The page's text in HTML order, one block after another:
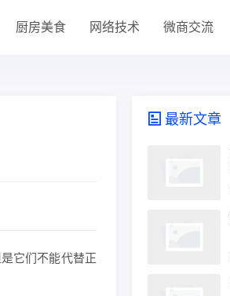
厨房美食 网络技术 微商交流
它们不能代替正
最新文章